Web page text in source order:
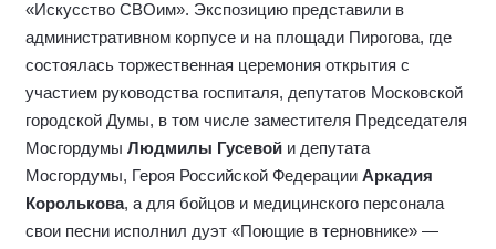
«Искусство СВОим». Экспозицию представили в
административном корпусе и на площади Пирогова, где
состоялась торжественная церемония открытия с
участием руководства госпиталя, депутатов Московской
городской Думы, в том числе заместителя Председателя
Мосгордумы Людмилы Гусевой и депутата
Мосгордумы, Героя Российской Федерации Аркадия
Королькова, а для бойцов и медицинского персонала
свои песни исполнил дуэт «Поющие в терновнике» —